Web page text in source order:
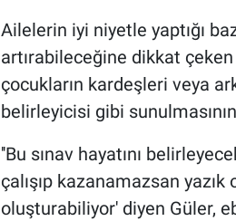
Ailelerin iyi niyetle yaptığı
artırabileceğine dikkat çeken
çocukların kardeşleri veya
belirleyicisi gibi
''Bu sınav hayatını
çalışıp kazanamazsan
oluşturabiliyor' diyen Güler,